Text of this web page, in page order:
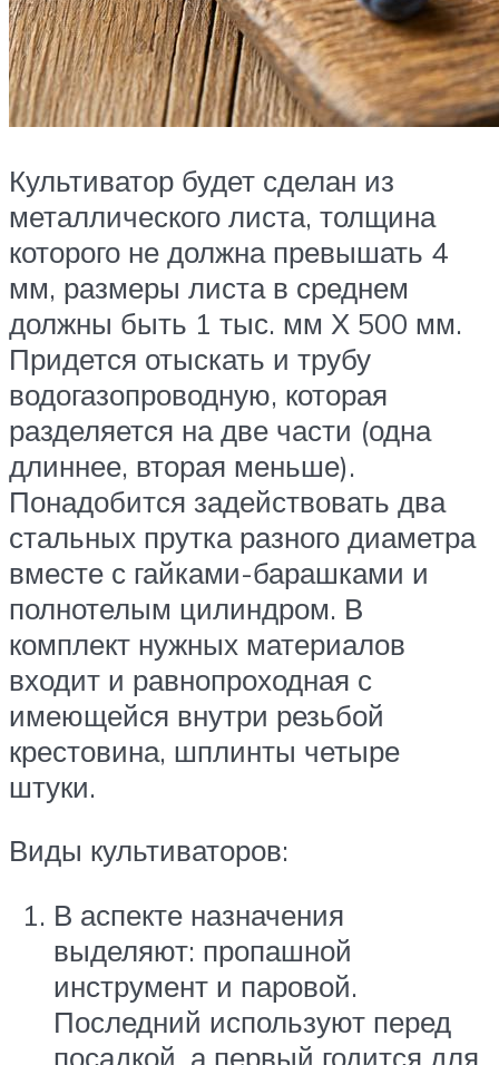
Культиватор будет сделан из
металлического листа, толщина
которого не должна превышать 4
мм, размеры листа в среднем
должны быть 1 тыс. мм Х 500 мм.
Придется отыскать и трубу
водогазопроводную, которая
разделяется на две части (одна
длиннее, вторая меньше).
Понадобится задействовать два
стальных прутка разного диаметра
вместе с гайками-барашками и
полнотелым цилиндром. В
комплект нужных материалов
входит и равнопроходная с
имеющейся внутри резьбой
крестовина, шплинты четыре
штуки.
Виды культиваторов:
В аспекте назначения
выделяют: пропашной
инструмент и паровой.
Последний используют перед
посадкой, а первый годится для